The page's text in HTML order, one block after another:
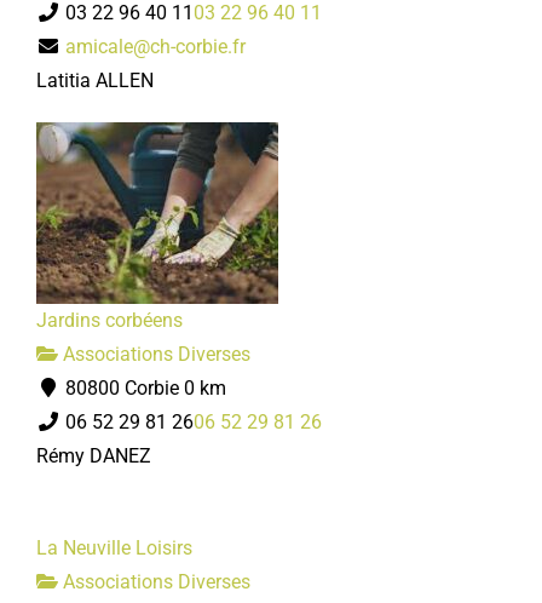
03 22 96 40 11 03 22 96 40 11
amicale@ch-corbie.fr
Latitia ALLEN
Jardins corbéens
Associations Diverses
80800 Corbie 0 km
06 52 29 81 2606 52 29 81 26
Rémy DANEZ
La Neuville Loisirs
Associations Diverses